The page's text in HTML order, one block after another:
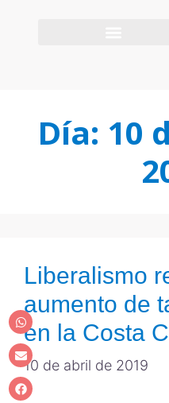
Día: 10
Liberalismo
aumento de
en la Costa
10 de abril de 2019